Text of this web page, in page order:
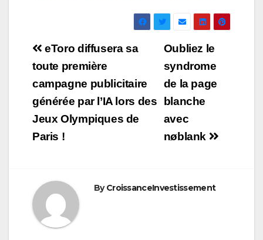
Navigation
de
l’article
Oubliez le
syndrome
de la page
blanche
avec
nøblank
eToro diffusera sa
toute première
campagne publicitaire
générée par l’IA lors des
Jeux Olympiques de
Paris !
ByCroissanceInvestissement